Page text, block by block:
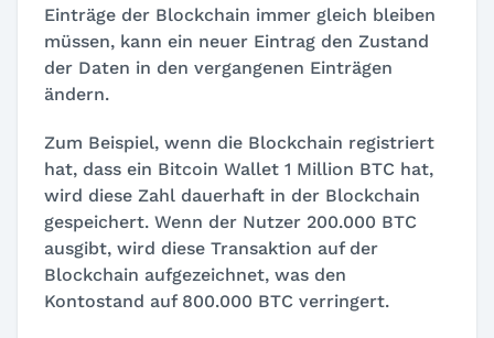
Einträge der Blockchain immer gleich bleiben
müssen, kann ein neuer Eintrag den Zustand
der Daten in den vergangenen Einträgen
ändern.
Zum Beispiel, wenn die Blockchain registriert
hat, dass ein Bitcoin Wallet 1 Million BTC hat,
wird diese Zahl dauerhaft in der Blockchain
gespeichert. Wenn der Nutzer 200.000 BTC
ausgibt, wird diese Transaktion auf der
Blockchain aufgezeichnet, was den
Kontostand auf 800.000 BTC verringert.